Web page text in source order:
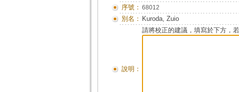
序號： 68012
別名： Kuroda, Zuio
說明：
請將校正的建議，填寫於下方，